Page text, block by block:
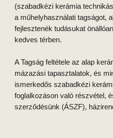
(szabadkézi kerámia
a műhelyhasználati tagságot,
fejlesztenék tudásukat
kedves térben.
A Tagság feltétele az alap
mázazási tapasztalatok, és
ismerkedős szabadkézi
foglalkozáson való részvétel,
szerződésünk (ÁSZF),